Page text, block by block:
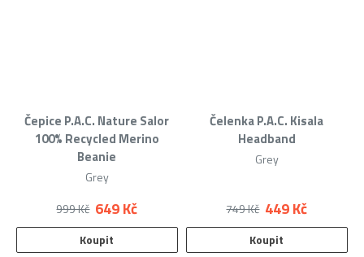
Čepice P.A.C. Nature Salor
100% Recycled Merino
Beanie
Grey
649 Kč
999 Kč
Koupit
Čelenka P.A.C. Kisala
Headband
Grey
449 Kč
749 Kč
Koupit